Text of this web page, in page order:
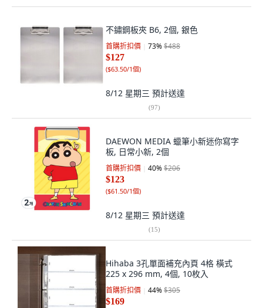
不鏽鋼板夾 B6, 2個, 銀色
首購折扣價 73%$488
$127
($63.50/1個)
8/12 星期三 預計送達
(97)
DAEWON MEDIA 蠟筆小新迷你寫字
板, 日常小新, 2個
首購折扣價 40%$206
$123
($61.50/1個)
8/12 星期三 預計送達
(15)
Hihaba 3孔單面補充內頁 4格 橫式
225 x 296 mm, 4個, 10枚入
首購折扣價 44%$305
$169